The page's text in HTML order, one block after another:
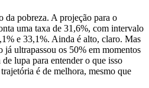
da pobreza. A projeção para o
uma taxa de 31,6%, com intervalo
e 33,1%. Ainda é alto, claro. Mas
já ultrapassou os 50% em momentos
lupa para entender o que isso
é de melhora, mesmo que